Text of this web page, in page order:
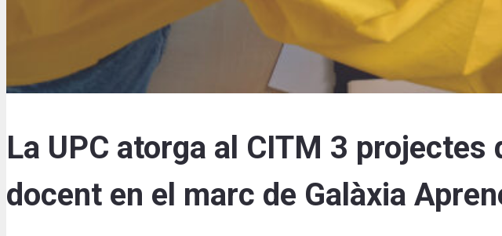
La UPC atorga al CITM 3
docent en el marc de Galàxia